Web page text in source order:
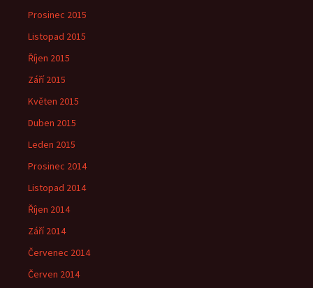
Prosinec 2015
Listopad 2015
Říjen 2015
Září 2015
Květen 2015
Duben 2015
Leden 2015
Prosinec 2014
Listopad 2014
Říjen 2014
Září 2014
Červenec 2014
Červen 2014